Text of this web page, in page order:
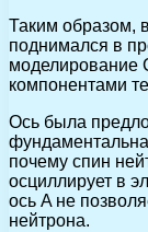
Таким образом,
поднимался в
моделирование
компонентами
Ось была
почему спин
осциллирует в
ось A не
нейтрона.